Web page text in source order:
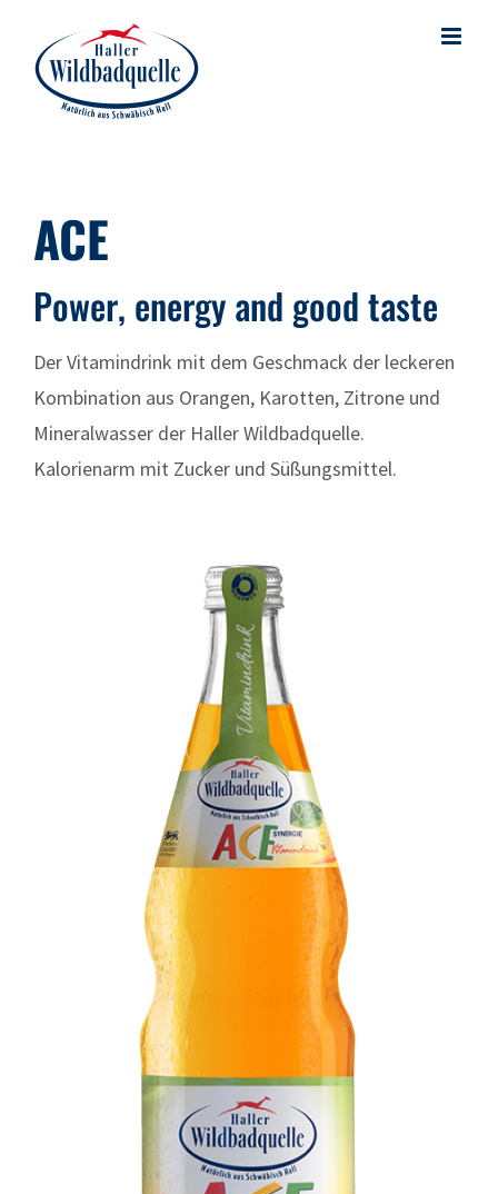
content
ACE
Power, energy and good taste
Der Vitamindrink mit dem Geschmack der leckeren
Kombination aus Orangen, Karotten, Zitrone und
Mineralwasser der Haller Wildbadquelle.
Kalorienarm mit Zucker und Süßungsmittel.